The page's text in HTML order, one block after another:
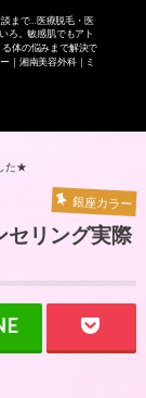
談まで…医療脱毛・医
ろ。敏感肌でもアト
体の悩みまで解決で
｜湘南美容外科｜ミ
た★
銀座カラー
セリング実際